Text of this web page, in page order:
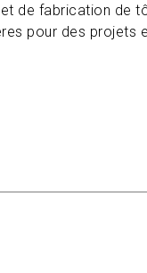
de fabrication de
pour des projets